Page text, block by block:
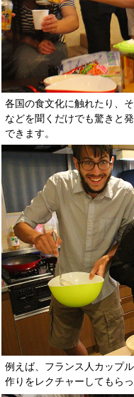
各国の食文化に触れたり、
などを聞くだけでも驚きと
できます。
例えば、フランス人カップ
作りをレクチャーしてもらっ